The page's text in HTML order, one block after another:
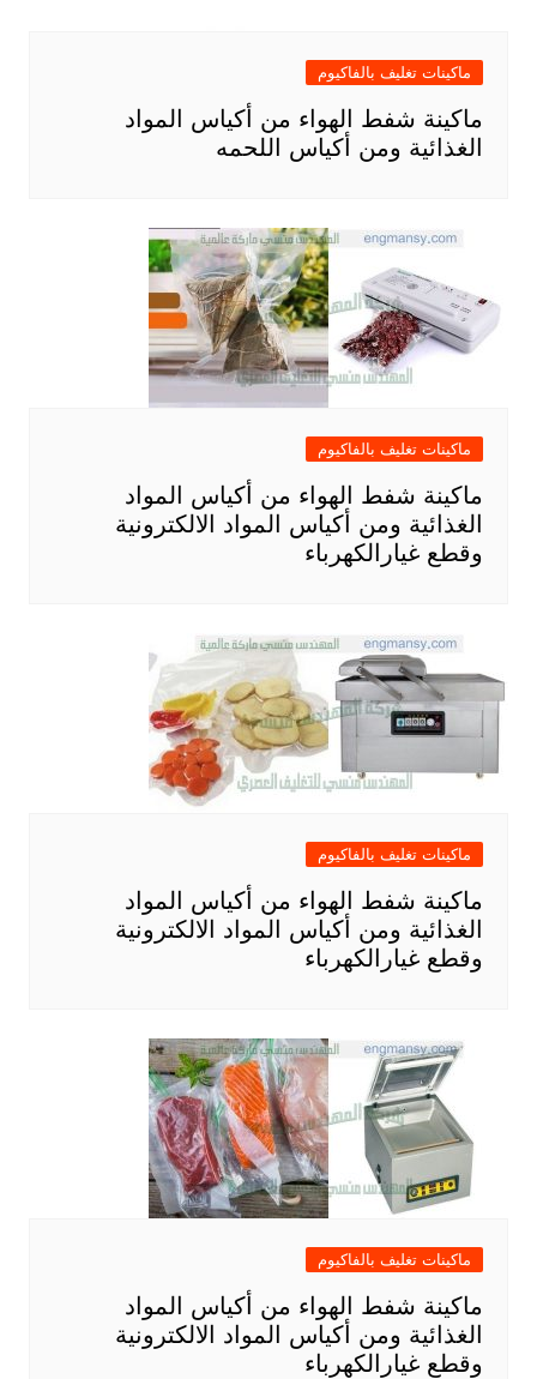
ماكينات تغليف بالفاكيوم
ماكينة شفط الهواء من أكياس المواد
الغذائية ومن أكياس اللحمه
ماكينات تغليف بالفاكيوم
ماكينة شفط الهواء من أكياس المواد
الغذائية ومن أكياس المواد الالكترونية
وقطع غيارالكهرباء
ماكينات تغليف بالفاكيوم
ماكينة شفط الهواء من أكياس المواد
الغذائية ومن أكياس المواد الالكترونية
وقطع غيارالكهرباء
ماكينات تغليف بالفاكيوم
ماكينة شفط الهواء من أكياس المواد
الغذائية ومن أكياس المواد الالكترونية
وقطع غيارالكهرباء